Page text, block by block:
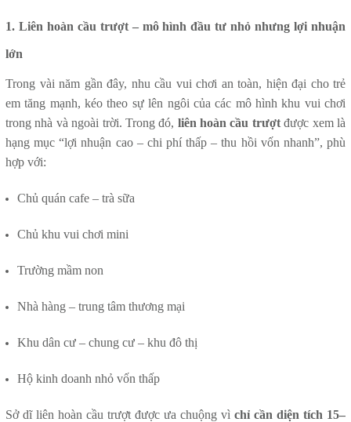
1. Liên hoàn cầu trượt – mô hình đầu tư nhỏ nhưng lợi nhuận
lớn
Trong vài năm gần đây, nhu cầu vui chơi an toàn, hiện đại cho trẻ
em tăng mạnh, kéo theo sự lên ngôi của các mô hình khu vui chơi
trong nhà và ngoài trời. Trong đó, liên hoàn cầu trượtđược xem là
hạng mục “lợi nhuận cao – chi phí thấp – thu hồi vốn nhanh”, phù
hợp với:
Chủ quán cafe – trà sữa
Chủ khu vui chơi mini
Trường mầm non
Nhà hàng – trung tâm thương mại
Khu dân cư – chung cư – khu đô thị
Hộ kinh doanh nhỏ vốn thấp
Sở dĩ liên hoàn cầu trượt được ưa chuộng vì chỉ cần diện tích 15–